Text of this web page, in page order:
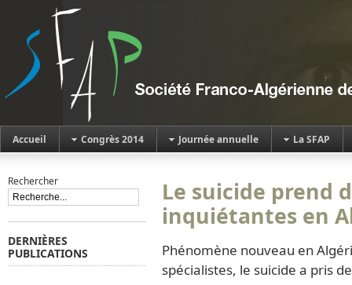
Accueil Congrès 2014 Journée annuelle La SFAP
Le suicide prend
inquiétantes en
Phénomène nouveau en
spécialistes, le suicide a pris
Rechercher
DERNIÈRES
PUBLICATIONS